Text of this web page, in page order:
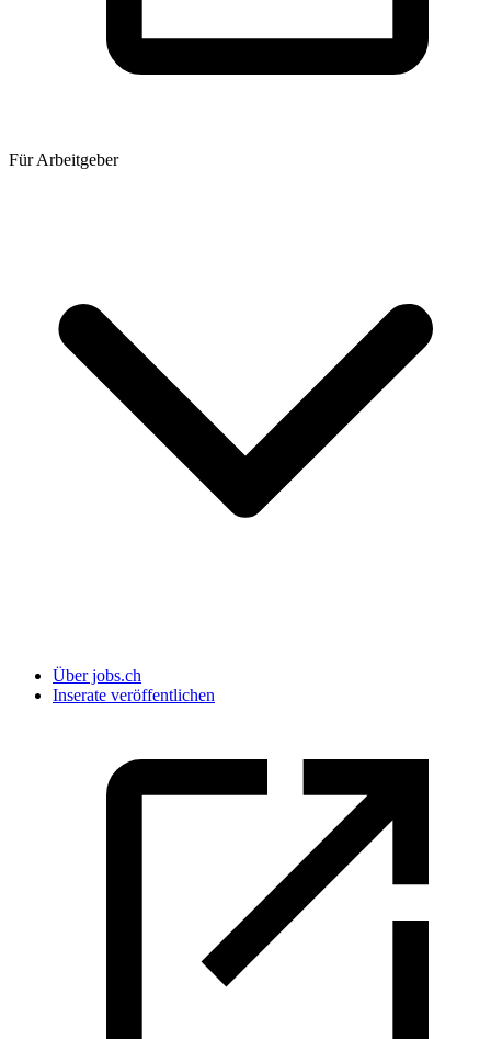
Für Arbeitgeber
Über jobs.ch
Inserate veröffentlichen